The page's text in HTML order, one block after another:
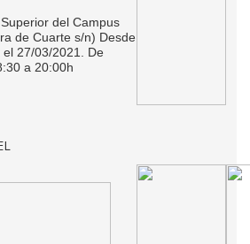
del Campus
de Cuarte s/n) Desde
27/03/2021. De
a 20:00h